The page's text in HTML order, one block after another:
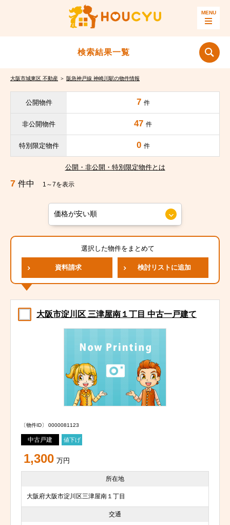
検索結果一覧
大阪市城東区 不動産 ＞ 阪急神戸線 神崎川駅の物件情報
公開物件 7 件
非公開物件 47 件
特別限定物件 0 件
公開・非公開・特別限定物件とは
7 件中 1～7を表示
選択した物件をまとめて
資料請求 検討リストに追加
大阪市淀川区 三津屋南１丁目 中古一戸建て
〔物件ID〕 0000081123
中古戸建 値下げ
1,300 万円
所在地
大阪府大阪市淀川区三津屋南１丁目
交通